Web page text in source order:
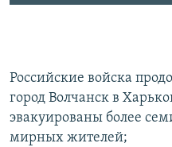
Российские войска
город Волчанск в
эвакуированы более
мирных жителей;